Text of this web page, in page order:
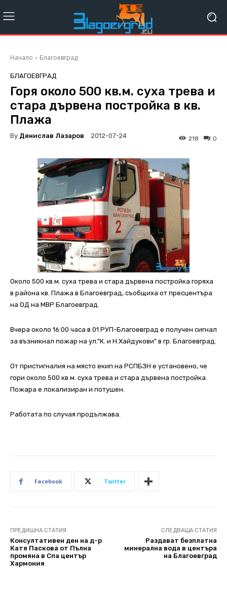
Начало Благоевград
БЛАГОЕВГРАД
Горя около 500 кв.м. суха трева и
стара дървена постройка в кв.
Плажа
By Денислав Лазаров 2012-07-24 0
218
Около 500 кв.м. суха трева и стара дървена постройка горяха
в района кв. Плажа в Благоевград, съобщиха от пресцентъра
на ОД на МВР Благоевград.
Вчера около 16:00 часа в 01 РУП-Благоевград е получен сигнал
за възникнал пожар на ул.”К. и Н.Хайдукови” в гр. Благоевград.
От пристигналия на място екип на РСПБЗН е установено, че
гори около 500 кв.м. суха трева и стара дървена постройка.
Пожара е локализиран и потушен.
Работата по случая продължава.
Facebook Twitter
ПРЕДИШНА СТАТИЯ
Консултативен ден на д-р
Катя Паскова от Пълна
промяна в Спа център
Хармония
СЛЕДВАЩА СТАТИЯ
Раздават безплатна
минерална вода в центъра
на Благоевград